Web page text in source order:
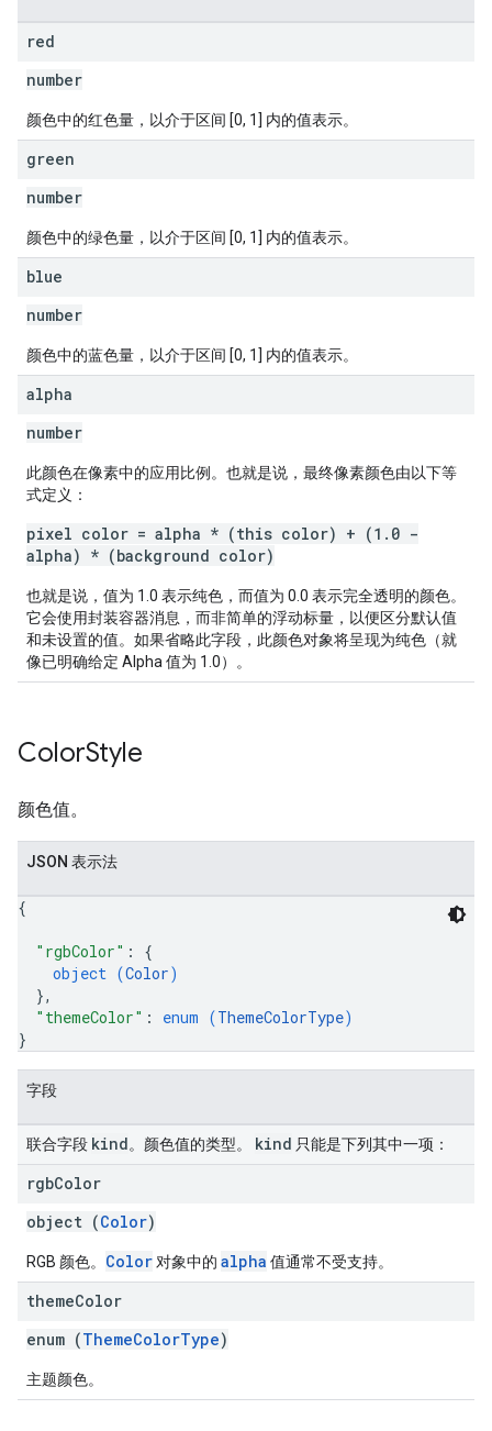
red
number
颜色中的红色量，以介于区间 [0, 1] 内的值表示。
green
number
颜色中的绿色量，以介于区间 [0, 1] 内的值表示。
blue
number
颜色中的蓝色量，以介于区间 [0, 1] 内的值表示。
alpha
number
此颜色在像素中的应用比例。也就是说，最终像素颜色由以下等
式定义：
pixel color = alpha * (this color) + (1.0 -
alpha) * (background color)
也就是说，值为 1.0 表示纯色，而值为 0.0 表示完全透明的颜色。
它会使用封装容器消息，而非简单的浮动标量，以便区分默认值
和未设置的值。如果省略此字段，此颜色对象将呈现为纯色（就
像已明确给定 Alpha 值为 1.0）。
ColorStyle
颜色值。
JSON 表示法
{
"rgbColor" : {
object (Color)
},
"themeColor" : enum (ThemeColorType)
}
字段
联合字段 kind。颜色值的类型。 kind 只能是下列其中一项：
rgbColor
object (Color)
RGB 颜色。 Color 对象中的 alpha 值通常不受支持。
themeColor
enum (ThemeColorType)
主题颜色。